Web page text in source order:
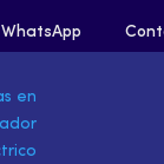
WhatsApp